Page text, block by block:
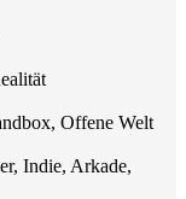
Offene Welt
Indie, Arkade,